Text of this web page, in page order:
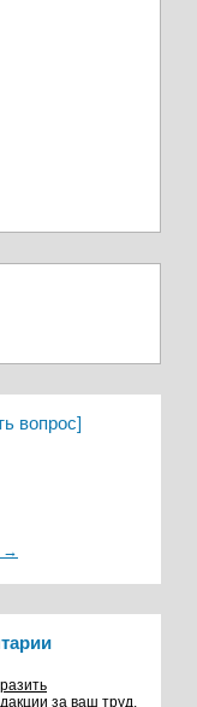
вопрос]
→
за ваш труд,